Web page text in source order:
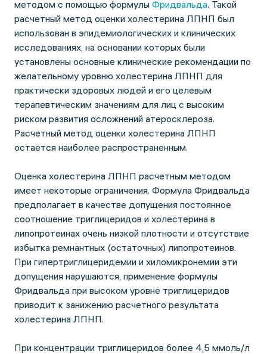
методом с помощью формулы Фридвальда. Такой
расчетный метод оценки холестерина ЛПНП был
использован в эпидемиологических и клинических
исследованиях, на основании которых были
установлены основные клинические рекомендации по
желательному уровню холестерина ЛПНП для
практически здоровых людей и его целевым
терапевтическим значениям для лиц с высоким
риском развития осложнений атеросклероза.
Расчетный метод оценки холестерина ЛПНП
остается наиболее распространенным.
Оценка холестерина ЛПНП расчетным методом
имеет некоторые ограничения. Формула Фридвальда
предполагает в качестве допущения постоянное
соотношение триглицеридов и холестерина в
липопротеинах очень низкой плотности и отсутствие
избытка ремнантных (остаточных) липопротеинов.
При гипертриглицеридемии и хиломикронемии эти
допущения нарушаются, применение формулы
Фридвальда при высоком уровне триглицеридов
приводит к занижению расчетного результата
холестерина ЛПНП.
При концентрации триглицеридов более 4,5 ммоль/л